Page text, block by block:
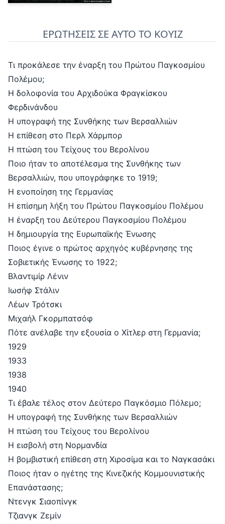
ΕΡΩΤΗΣΕΙΣ ΣΕ ΑΥΤΟ ΤΟ ΚΟΥΙΖ
Τι προκάλεσε την έναρξη του Πρώτου Παγκοσμίου
Πολέμου;
Η δολοφονία του Αρχιδούκα Φραγκίσκου
Φερδινάνδου
Η υπογραφή της Συνθήκης των Βερσαλλιών
Η επίθεση στο Περλ Χάρμπορ
Η πτώση του Τείχους του Βερολίνου
Ποιο ήταν το αποτέλεσμα της Συνθήκης των
Βερσαλλιών, που υπογράφηκε το 1919;
Η ενοποίηση της Γερμανίας
Η επίσημη λήξη του Πρώτου Παγκοσμίου Πολέμου
Η έναρξη του Δεύτερου Παγκοσμίου Πολέμου
Η δημιουργία της Ευρωπαϊκής Ένωσης
Ποιος έγινε ο πρώτος αρχηγός κυβέρνησης της
Σοβιετικής Ένωσης το 1922;
Βλαντιμίρ Λένιν
Ιωσήφ Στάλιν
Λέων Τρότσκι
Μιχαήλ Γκορμπατσόφ
Πότε ανέλαβε την εξουσία ο Χίτλερ στη Γερμανία;
1929
1933
1938
1940
Τι έβαλε τέλος στον Δεύτερο Παγκόσμιο Πόλεμο;
Η υπογραφή της Συνθήκης των Βερσαλλιών
Η πτώση του Τείχους του Βερολίνου
Η εισβολή στη Νορμανδία
Η βομβιστική επίθεση στη Χιροσίμα και το Ναγκασάκι
Ποιος ήταν ο ηγέτης της Κινεζικής Κομμουνιστικής
Επανάστασης;
Ντενγκ Σιαοπίνγκ
Τζιανγκ Ζεμίν